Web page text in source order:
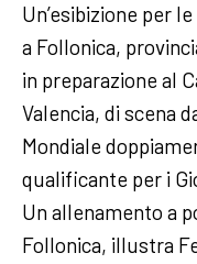
Un’esibizione per
a Follonica,
in preparazione al
Valencia, di scena
Mondiale
qualificante per i
Un allenamento a
Follonica, illustra